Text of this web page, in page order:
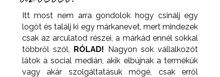
Itt most nem arra gondolok hogy csinálj egy
logót és találj ki egy márkanevet, mert mindezek
csak az arculatod részei, a márkád ennél sokkal
többről szól, RÓLAD! Nagyon sok vállalkozót
látok a social medián, akik elbújnak a termékük
vagy akár szolgáltatásuk mögé, csak erről